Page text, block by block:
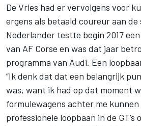
De Vries had er vervolgens voor
ergens als betaald coureur aan de
Nederlander testte begin 2017
van AF Corse en was dat jaar
programma van Audi. Een
“Ik denk dat dat een belangrijk
was, want ik had op dat moment
formulewagens achter me kunnen
professionele loopbaan in de GT’s